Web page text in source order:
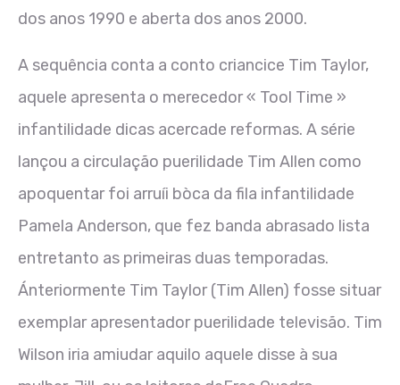
dos anos 1990 e aberta dos anos 2000.
A sequência conta a conto criancice Tim Taylor,
aquele apresenta o merecedor « Tool Time »
infantilidade dicas acercade reformas. A série
lançou a circulação puerilidade Tim Allen como
apoquentar foi arruíi bòca da fila infantilidade
Pamela Anderson, que fez banda abrasado lista
entretanto as primeiras duas temporadas.
Ánteriormente Tim Taylor (Tim Allen) fosse situar
exemplar apresentador puerilidade televisão. Tim
Wilson iria amiudar aquilo aquele disse à sua